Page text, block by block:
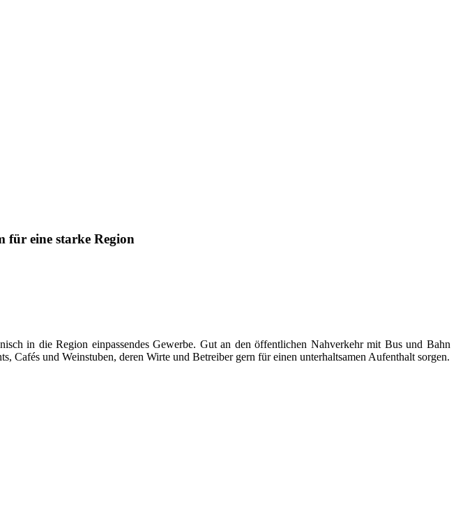
für eine starke Region
in die Region einpassendes Gewerbe. Gut an den öffentlichen Nahverkehr mit Bus und Bahn
Cafés und Weinstuben, deren Wirte und Betreiber gern für einen unterhaltsamen Aufenthalt sorgen.